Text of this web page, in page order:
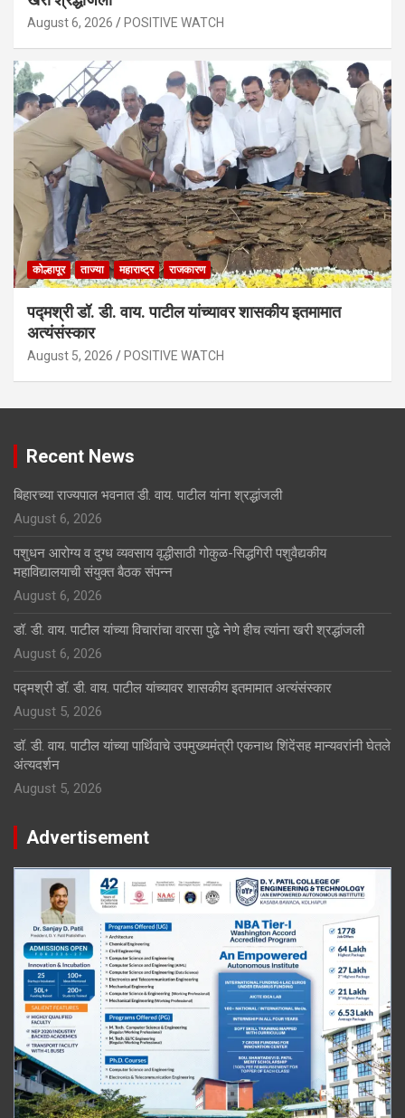
August 6, 2026 POSITIVE WATCH
कोल्हापूर ताज्या महाराष्ट्र राजकारण
पद्मश्री डॉ. डी. वाय. पाटील यांच्यावर शासकीय इतमामात
अत्यंसंस्कार
August 5, 2026 POSITIVE WATCH
Recent News
बिहारच्या राज्यपाल भवनात डी. वाय. पाटील यांना श्रद्धांजली
August 6, 2026
पशुधन आरोग्य व दुग्ध व्यवसाय वृद्धीसाठी गोकुळ-सिद्धगिरी पशुवैद्यकीय
महाविद्यालयाची संयुक्त बैठक संपन्न
August 6, 2026
डॉ. डी. वाय. पाटील यांच्या विचारांचा वारसा पुढे नेणे हीच त्यांना खरी श्रद्धांजली
August 6, 2026
पद्मश्री डॉ. डी. वाय. पाटील यांच्यावर शासकीय इतमामात अत्यंसंस्कार
August 5, 2026
डॉ. डी. वाय. पाटील यांच्या पार्थिवाचे उपमुख्यमंत्री एकनाथ शिंदेंसह मान्यवरांनी घेतले
अंत्यदर्शन
August 5, 2026
Advertisement